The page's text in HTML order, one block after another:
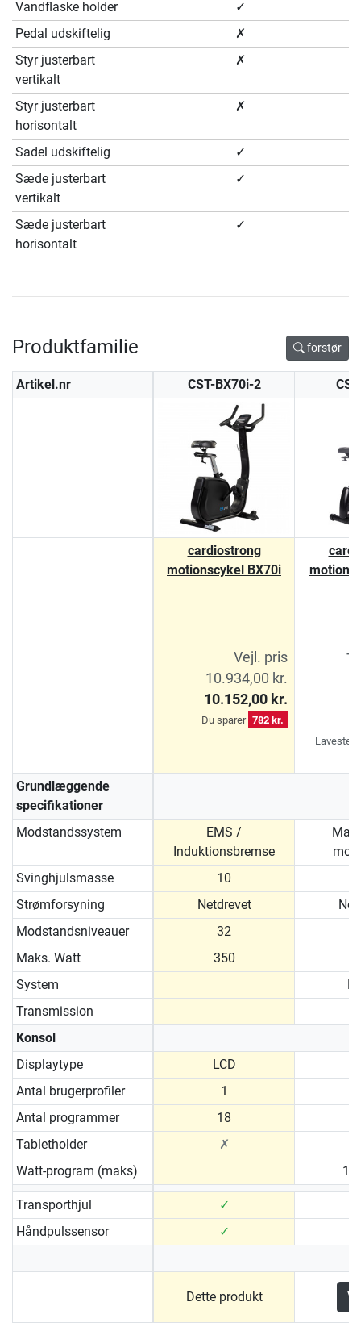
Vandflaske holder
✓
Pedal udskiftelig
✗
Styr justerbart
vertikalt
✗
Styr justerbart
horisontalt
✗
Sadel udskiftelig
✓
Sæde justerbart
vertikalt
✓
Sæde justerbart
horisontalt
✓
Produktfamilie forstør
Artikel.nr CST-BX70i-2
cardiostrong
motionscykel BX70i
Vejl. pris
10.934,00 kr.
10.152,00 kr.
Du sparer 782 kr.
Laveste
Grundlæggende
specifikationer
Modstandssystem
EMS /
Induktionsbremse
Svinghjulsmasse
10
Strømforsyning
Netdrevet
Modstandsniveauer
32
Maks. Watt
350
System
Transmission
Konsol
Displaytype
LCD
Antal brugerprofiler
1
Antal programmer
18
Tabletholder
✗
Watt-program (maks)
10
Transporthjul ✓
Håndpulssensor
✓
Dette produkt